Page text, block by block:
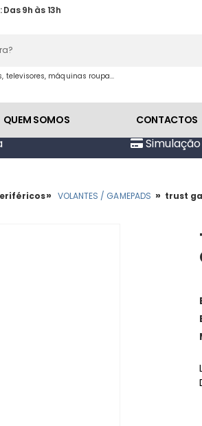
Das 9h às 13h
televisores, máquinas roupa...
QUEM SOMOS CONTACTOS
» VOLANTES / GAMEPADS » trust